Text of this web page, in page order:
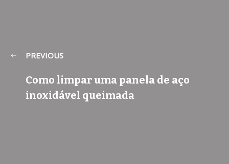
PREVIOUS
Como limpar uma panela de aço
inoxidável queimada